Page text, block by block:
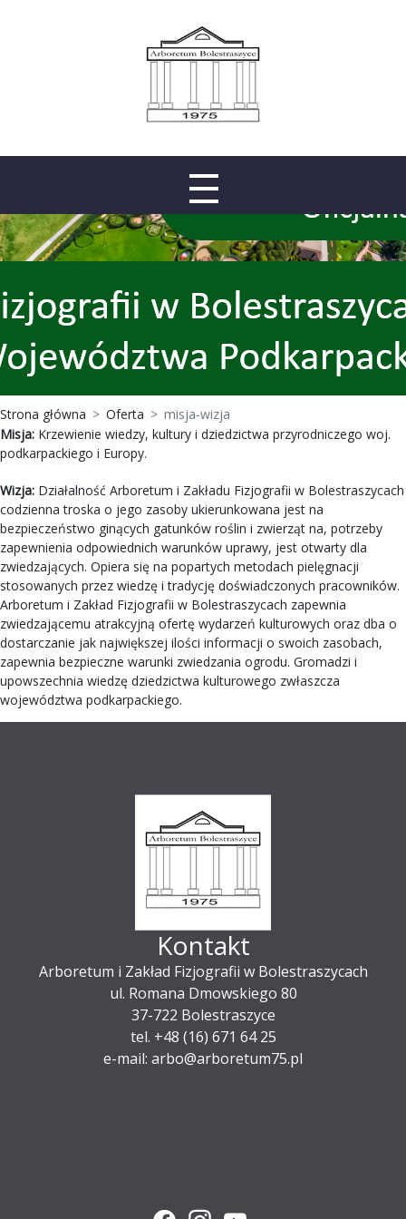
Strona główna Oferta
misja-wizja
Misja: Krzewienie wiedzy, kultury i dziedzictwa przyrodniczego woj.
podkarpackiego i Europy.
Wizja: Działalność Arboretum i Zakładu Fizjografii w Bolestraszycach
codzienna troska o jego zasoby ukierunkowana jest na
bezpieczeństwo ginących gatunków roślin i zwierząt na, potrzeby
zapewnienia odpowiednich warunków uprawy, jest otwarty dla
zwiedzających. Opiera się na popartych metodach pielęgnacji
stosowanych przez wiedzę i tradycję doświadczonych pracowników.
Arboretum i Zakład Fizjografii w Bolestraszycach zapewnia
zwiedzającemu atrakcyjną ofertę wydarzeń kulturowych oraz dba o
dostarczanie jak największej ilości informacji o swoich zasobach,
zapewnia bezpieczne warunki zwiedzania ogrodu. Gromadzi i
upowszechnia wiedzę dziedzictwa kulturowego zwłaszcza
województwa podkarpackiego.
Kontakt
Arboretum i Zakład Fizjografii w Bolestraszycach
ul. Romana Dmowskiego 80
37-722 Bolestraszyce
tel. +48 (16) 671 64 25
e-mail: arbo@arboretum75.pl